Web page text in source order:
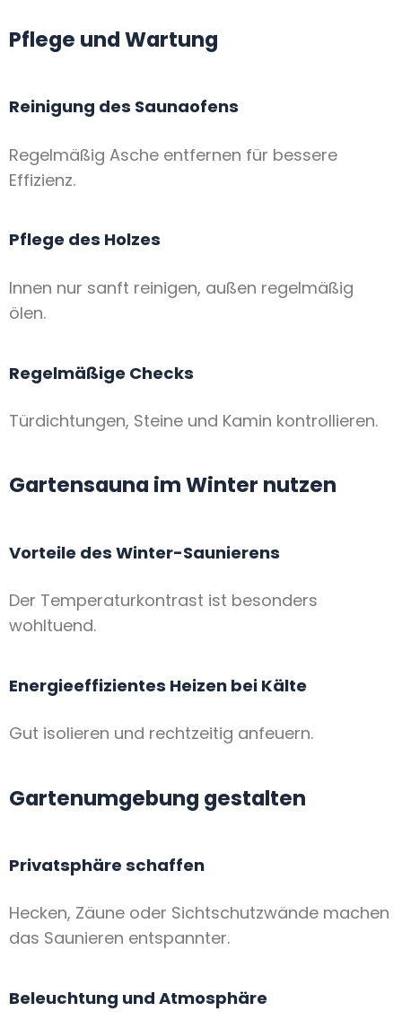
Pflege und Wartung
Reinigung des Saunaofens
Regelmäßig Asche entfernen für bessere
Effizienz.
Pflege des Holzes
Innen nur sanft reinigen, außen regelmäßig
ölen.
Regelmäßige Checks
Türdichtungen, Steine und Kamin kontrollieren.
Gartensauna im Winter nutzen
Vorteile des Winter-Saunierens
Der Temperaturkontrast ist besonders
wohltuend.
Energieeffizientes Heizen bei Kälte
Gut isolieren und rechtzeitig anfeuern.
Gartenumgebung gestalten
Privatsphäre schaffen
Hecken, Zäune oder Sichtschutzwände machen
das Saunieren entspannter.
Beleuchtung und Atmosphäre